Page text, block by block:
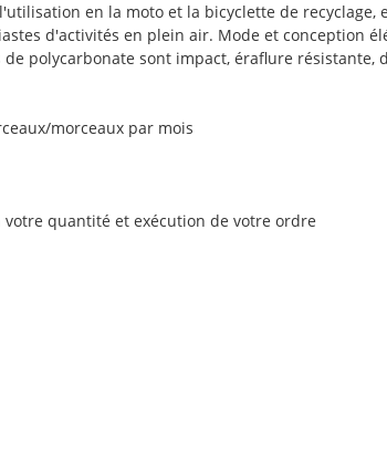
en la moto et la bicyclette de
d'activités en plein air. Mode et conception
polycarbonate sont impact, éraflure résistante,
morceaux par mois
quantité et exécution de votre ordre